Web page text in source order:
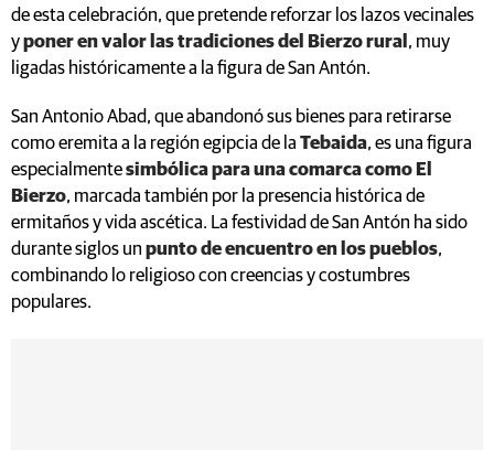
de esta celebración, que pretende reforzar los lazos vecinales
yponer en valor las tradiciones del Bierzo rural , muy
ligadas históricamente a la figura de San Antón.
San Antonio Abad, que abandonó sus bienes para retirarse
como eremita a la región egipcia de la Tebaida, es una figura
especialmentesimbólica para una comarca como El
Bierzo, marcada también por la presencia histórica de
ermitaños y vida ascética. La festividad de San Antón ha sido
durante siglos un punto de encuentro en los pueblos,
combinando lo religioso con creencias y costumbres
populares.